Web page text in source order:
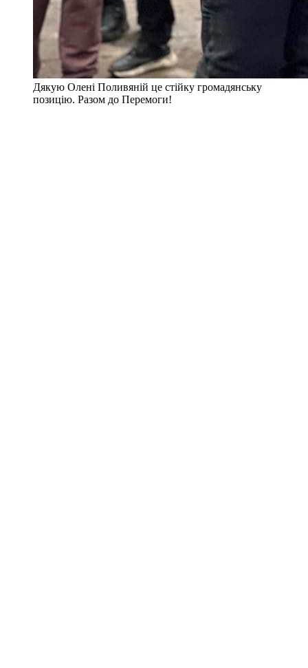
Дякую Олені Поливяній це стійку громадянську
позицію. Разом до Перемоги!